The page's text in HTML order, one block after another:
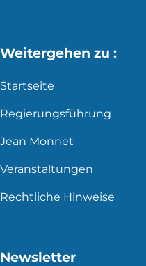
Weitergehen zu :
Startseite
Regierungsführung
Jean Monnet
Veranstaltungen
Rechtliche Hinweise
Newsletter